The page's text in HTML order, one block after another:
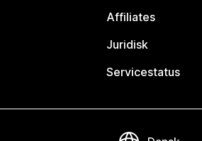
Affiliates
Juridisk
Servicestatus